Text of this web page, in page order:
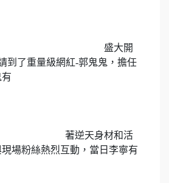
開
到了重量級網紅-郭鬼鬼，擔任
，郭鬼鬼有
身材和活
場粉絲熱烈互動，當日李寧有
徵答、